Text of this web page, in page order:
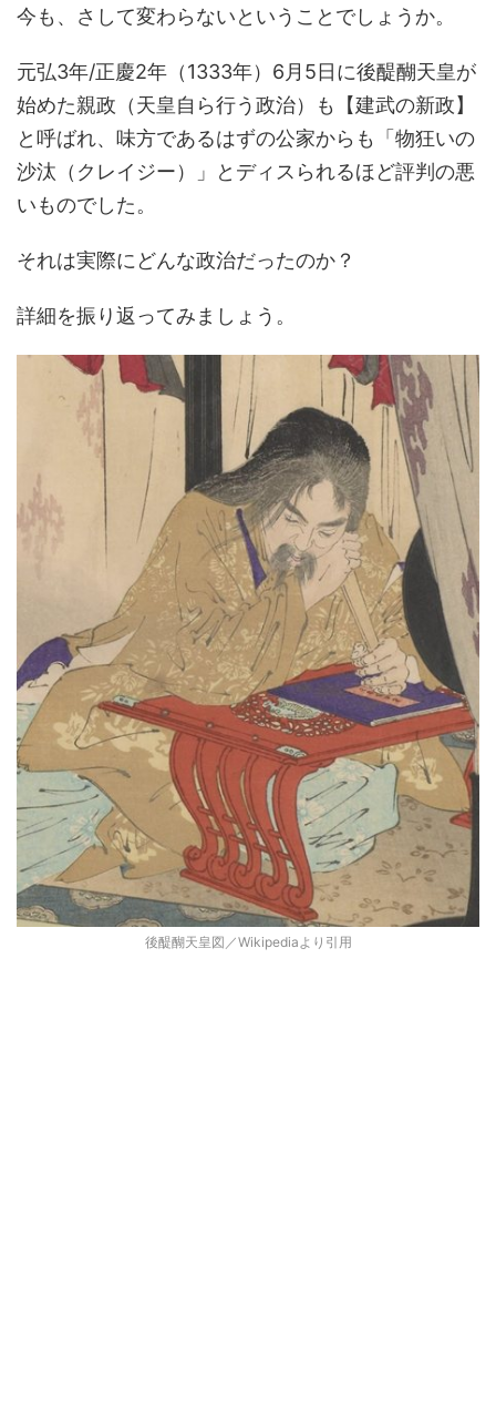
今も、さして変わらないということでしょうか。
元弘3年/正慶2年（1333年）6月5日に後醍醐天皇が
始めた親政（天皇自ら行う政治）も【建武の新政】
と呼ばれ、味方であるはずの公家からも「物狂いの
沙汰（クレイジー）」とディスられるほど評判の悪
いものでした。
それは実際にどんな政治だったのか？
詳細を振り返ってみましょう。
後醍醐天皇図／Wikipediaより引用